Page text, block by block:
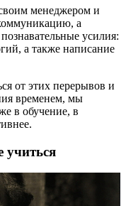
менеджером и
а
усилия:
а также написание
от этих перерывов и
временем, мы
в обучение, в